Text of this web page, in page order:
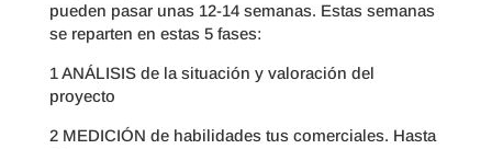
pueden pasar unas 12-14 semanas. Estas semanas
se reparten en estas 5 fases:
1 ANÁLISIS de la situación y valoración del
proyecto
2 MEDICIÓN de habilidades tus comerciales. Hasta